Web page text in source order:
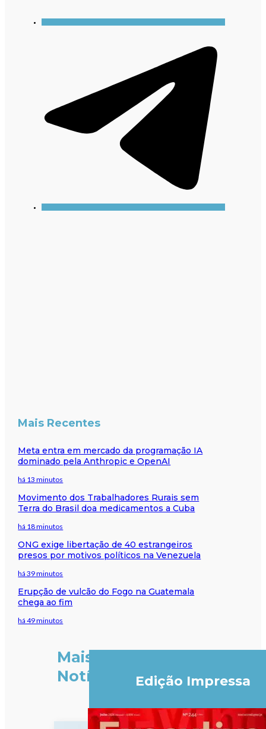
Mais Recentes
Meta entra em mercado da programação IA
dominado pela Anthropic e OpenAI
há 13 minutos
Movimento dos Trabalhadores Rurais sem
Terra do Brasil doa medicamentos a Cuba
há 18 minutos
ONG exige libertação de 40 estrangeiros
presos por motivos políticos na Venezuela
há 39 minutos
Erupção de vulcão do Fogo na Guatemala
chega ao fim
há 49 minutos
Mais
Notícias
Edição Impressa